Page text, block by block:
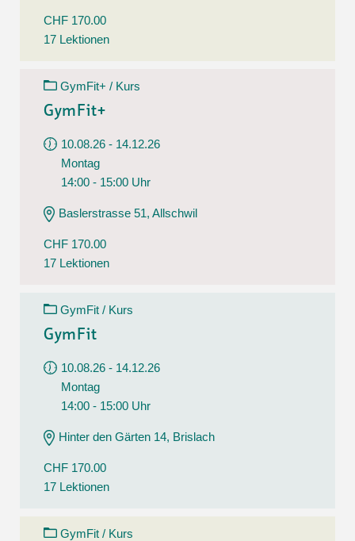
CHF 170.00
17 Lektionen
GymFit+ / Kurs
GymFit+
10.08.26 - 14.12.26
Montag
14:00 - 15:00 Uhr
Baslerstrasse 51, Allschwil
CHF 170.00
17 Lektionen
GymFit / Kurs
GymFit
10.08.26 - 14.12.26
Montag
14:00 - 15:00 Uhr
Hinter den Gärten 14, Brislach
CHF 170.00
17 Lektionen
GymFit / Kurs